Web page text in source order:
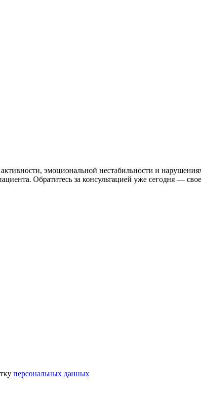
эмоциональной нестабильности и
Обратитесь за консультацией уже сегодня —
персональных данных